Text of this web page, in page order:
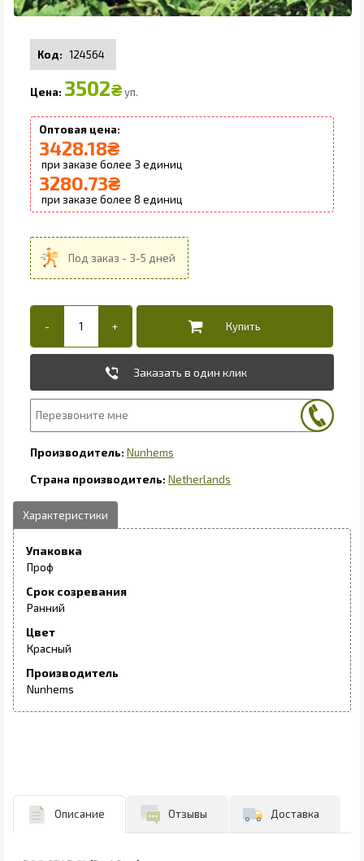
124564
3502₴ уп.
3428.18₴
3
3280.73₴
8
Заказать в один клик
Nunhems
Netherlands
Упаковка
Проф
Срок созревания
Ранний
Цвет
Красный
Производитель
Nunhems
Описание Отзывы Доставка